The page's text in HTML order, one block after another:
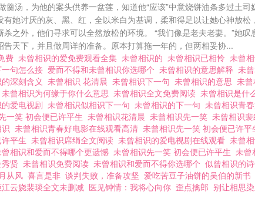
汤，为他的案头供养一盆莲，知道他“应该”中意烧饼油条多过土
她讨厌的灰、黑、红，全以米白为基调，柔和得足以让她心神放
之外，他们寻求可以全然放松的环境。 “我们像是老夫老妻。”她
天下，并且做周详的准备。原本打算拖一年的，但两相妥协...
费 未曾相识的爱免费观看全集 未曾相识的 未曾相识已相怜 未曾
句怎么接 爱而不得和未曾相识你选哪个 未曾相识的意思解释 未
深刻含义 未曾相识 花清晨 未曾相识下一句 未曾相识的意思 未
未曾相识为何缘于你什么意思 未曾相识全文免费阅读 未曾相识是什
爱电视剧 未曾相识似相识下一句 未曾相识的下一句 未曾相识青
一笑 初会便已许平生 未曾相识花清晨 未曾相识先一笑 未曾相识
未曾相识青春好电影在线观看高清 未曾相识先一笑 初会便已许平
平生 未曾相识席绢全文阅读 未曾相识的爱电视剧在线观看 未曾
相识和爱而不得哪个更遗憾 未曾相识先一笑 初会便已许平生 未曾
贤 未曾相识免费阅读 未曾相识和爱而不得你选哪个 似曾相识的
从风 喜言是非 谈判失败，准备攻坚 爱吃苦豆子油饼的吴伯的新书
云娆裴琰全文未删减 医见钟情：我将心向你 歪点擒郎 别让相思